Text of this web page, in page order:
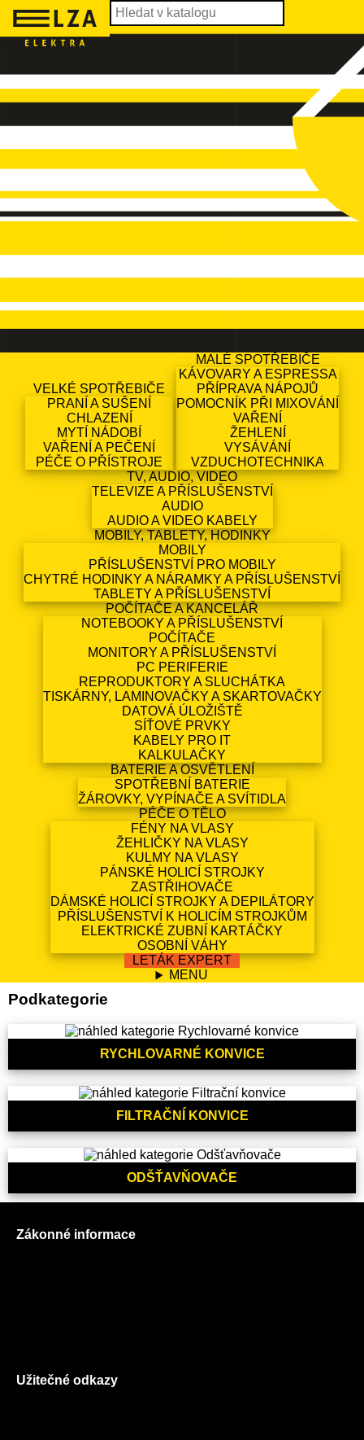
VELKÉ SPOTŘEBIČE
PRANÍ A SUŠENÍ
CHLAZENÍ
MYTÍ NÁDOBÍ
VAŘENÍ A PEČENÍ
PÉČE O PŘÍSTROJE
MALÉ SPOTŘEBIČE
KÁVOVARY A ESPRESSA
PŘÍPRAVA NÁPOJŮ
POMOCNÍK PŘI MIXOVÁNÍ
VAŘENÍ
ŽEHLENÍ
VYSÁVÁNÍ
VZDUCHOTECHNIKA
TV, AUDIO, VIDEO
TELEVIZE A PŘÍSLUŠENSTVÍ
AUDIO
AUDIO A VIDEO KABELY
MOBILY, TABLETY, HODINKY
MOBILY
PŘÍSLUŠENSTVÍ PRO MOBILY
CHYTRÉ HODINKY A NÁRAMKY A PŘÍSLUŠENSTVÍ
TABLETY A PŘÍSLUŠENSTVÍ
POČÍTAČE A KANCELÁŘ
NOTEBOOKY A PŘÍSLUŠENSTVÍ
POČÍTAČE
MONITORY A PŘÍSLUŠENSTVÍ
PC PERIFERIE
REPRODUKTORY A SLUCHÁTKA
TISKÁRNY, LAMINOVAČKY A SKARTOVAČKY
DATOVÁ ÚLOŽIŠTĚ
SÍŤOVÉ PRVKY
KABELY PRO IT
KALKULAČKY
BATERIE A OSVĚTLENÍ
SPOTŘEBNÍ BATERIE
ŽÁROVKY, VYPÍNAČE A SVÍTIDLA
PÉČE O TĚLO
FÉNY NA VLASY
ŽEHLIČKY NA VLASY
KULMY NA VLASY
PÁNSKÉ HOLICÍ STROJKY
ZASTŘIHOVAČE
DÁMSKÉ HOLICÍ STROJKY A DEPILÁTORY
PŘÍSLUŠENSTVÍ K HOLICÍM STROJKŮM
ELEKTRICKÉ ZUBNÍ KARTÁČKY
OSOBNÍ VÁHY
LETÁK EXPERT
MENU
Podkategorie
RYCHLOVARNÉ KONVICE
FILTRAČNÍ KONVICE
ODŠŤAVŇOVAČE
Zákonné informace
Užitečné odkazy